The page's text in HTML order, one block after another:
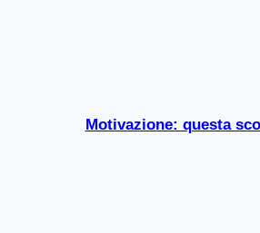
Motivazione: questa